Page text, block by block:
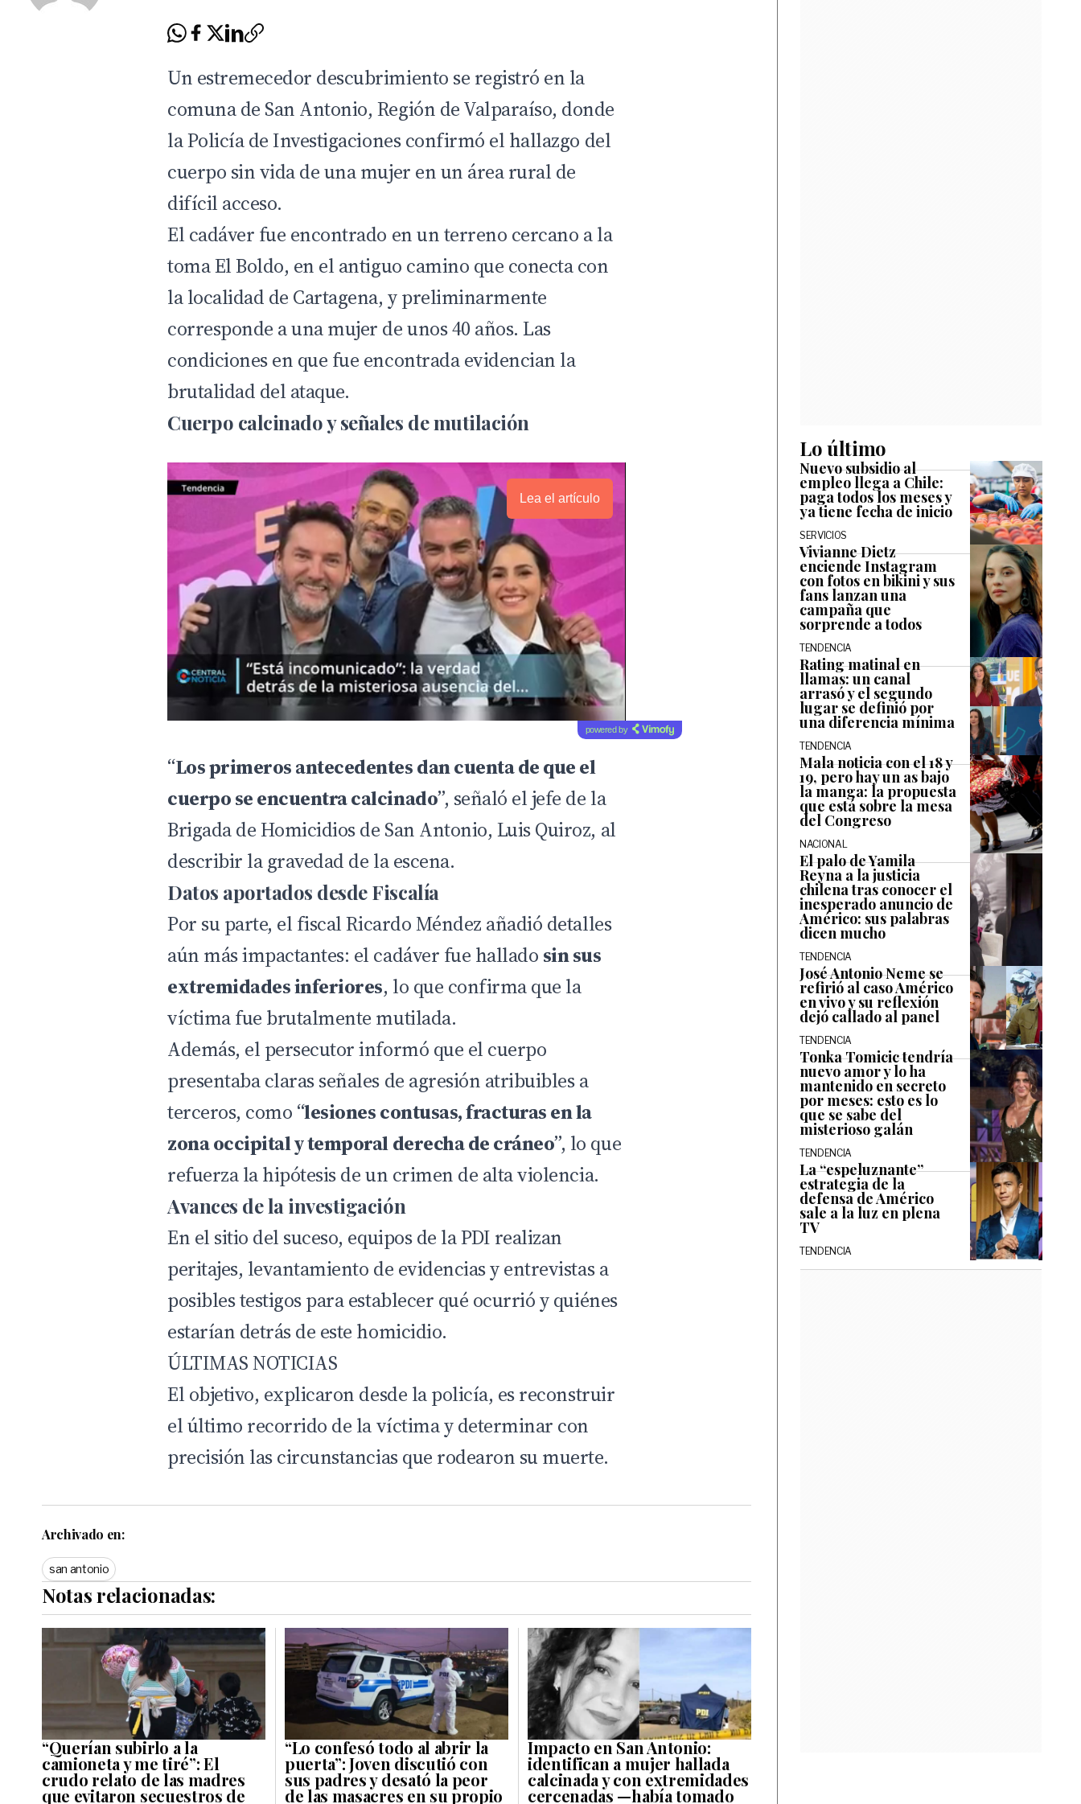
Un estremecedor descubrimiento se registró en la
comuna de San Antonio, Región de Valparaíso, donde
laPolicía de Investigacionesconfirmó el hallazgo del
cuerpo sin vida de una mujer en un área rural de
difícil acceso.
El cadáver fue encontrado en un terreno cercano a la
toma El Boldo, en el antiguo camino que conecta con
la localidad de Cartagena, y preliminarmente
corresponde a una mujer de unos 40 años. Las
condiciones en que fue encontrada evidencian la
brutalidad del ataque.
Cuerpo calcinado y señales de mutilación
Lea el artículo
powered by
“Los primeros antecedentes dan cuenta de que el
cuerpo se encuentra calcinado”, señaló el jefe de la
Brigada de Homicidios de San Antonio, Luis Quiroz, al
describir la gravedad de la escena.
Datos aportados desde Fiscalía
Por su parte, el fiscal Ricardo Méndez añadió detalles
aún más impactantes: el cadáver fue hallado sin sus
extremidades inferiores, lo que confirma que la
víctima fue brutalmente mutilada.
Además, el persecutor informó que el cuerpo
presentaba claras señales de agresión atribuibles a
terceros, como “lesiones contusas, fracturas en la
zona occipital y temporal derecha de cráneo”, lo que
refuerza la hipótesis de un crimen de alta violencia.
Avances de la investigación
En el sitio del suceso, equipos de la PDI realizan
peritajes, levantamiento de evidencias y entrevistas a
posibles testigos para establecer qué ocurrió y quiénes
estarían detrás de este homicidio.
ÚLTIMAS NOTICIAS
El objetivo, explicaron desde la policía, es reconstruir
el último recorrido de la víctima y determinar con
precisión las circunstancias que rodearon su muerte.
Archivado en:
san antonio
Notas relacionadas:
“Querían subirlo a la
camioneta y me tiré”: El
crudo relato de las madres
que evitaron secuestros de
“Lo confesó todo al abrir la
puerta”: Joven discutió con
sus padres y desató la peor
de las masacres en su propio
Impacto en San Antonio:
identifican a mujer hallada
calcinada y con extremidades
cercenadas —había tomado
Lo último
Nuevo subsidio al
empleo llega a Chile:
paga todos los meses y
ya tiene fecha de inicio
SERVICIOS
Vivianne Dietz
enciende Instagram
con fotos en bikini y sus
fans lanzan una
campaña que
sorprende a todos
TENDENCIA
Rating matinal en
llamas: un canal
arrasó y el segundo
lugar se definió por
una diferencia mínima
TENDENCIA
Mala noticia con el 18 y
19, pero hay un as bajo
la manga: la propuesta
que está sobre la mesa
del Congreso
NACIONAL
El palo de Yamila
Reyna a la justicia
chilena tras conocer el
inesperado anuncio de
Américo: sus palabras
dicen mucho
TENDENCIA
José Antonio Neme se
refirió al caso Américo
en vivo y su reflexión
dejó callado al panel
TENDENCIA
Tonka Tomicic tendría
nuevo amor y lo ha
mantenido en secreto
por meses: esto es lo
que se sabe del
misterioso galán
TENDENCIA
La “espeluznante”
estrategia de la
defensa de Américo
sale a la luz en plena
TV
TENDENCIA